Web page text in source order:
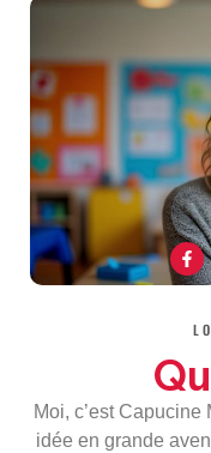
F
a
c
e
o
-
f
Moi, c’est Capucine
idée en grande